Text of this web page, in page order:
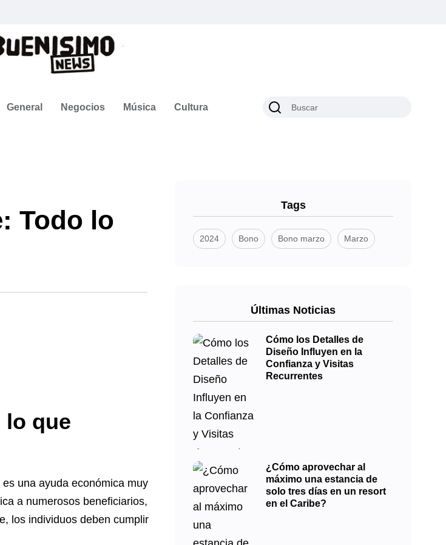
General Negocios Música Cultura
Todo lo
lo que
una ayuda económica muy
a numerosos beneficiarios,
los individuos deben cumplir
Tags
2024 Bono Bono marzo Marzo
Últimas Noticias
Cómo los Detalles de
Diseño Influyen en la
Confianza y Visitas
Recurrentes
¿Cómo aprovechar al
máximo una estancia de
solo tres días en un resort
en el Caribe?